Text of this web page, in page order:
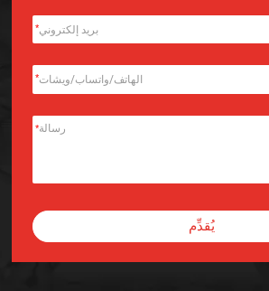
*
*
*
يُقدِّم